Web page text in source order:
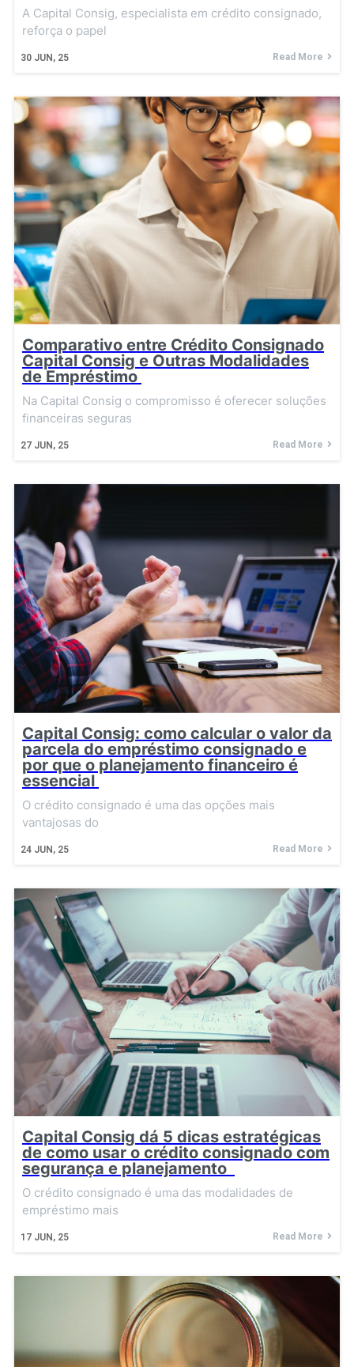
30 JUN, 25
A Capital Consig, especialista em crédito consignado,
reforça o papel
Read More
Comparativo entre Crédito Consignado
Capital Consig e Outras Modalidades
de Empréstimo
27 JUN, 25
Na Capital Consig o compromisso é oferecer soluções
financeiras seguras
Read More
Capital Consig: como calcular o valor da
parcela do empréstimo consignado e
por que o planejamento financeiro é
essencial
24 JUN, 25
O crédito consignado é uma das opções mais
vantajosas do
Read More
Capital Consig dá 5 dicas estratégicas
de como usar o crédito consignado com
segurança e planejamento
17 JUN, 25
O crédito consignado é uma das modalidades de
empréstimo mais
Read More